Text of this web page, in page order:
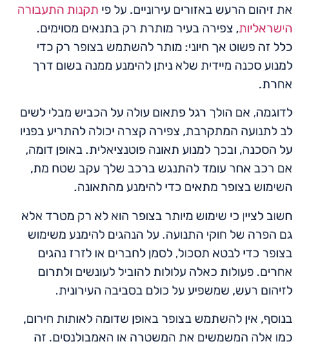
את זיהום הרעש באזורים עירוניים. על פי תקנות התעבורה
הישראליות, צפירה בעיר מותרת רק בתנאים מסוימים.
כלל זה פשוט אך חיוני: מותר להשתמש בצופר רק כדי
למנוע סכנה מיידית שלא ניתן להימנע ממנה בשום דרך
אחרת.
לדוגמה, אם הולך רגל פתאום עולה על הכביש מבלי לשים
לב לתנועה המתקרבת, צפירה קצרה יכולה להתריע בפניו
על הסכנה, ובכך למנוע תאונה פוטנציאלית. באופן דומה,
אם רכב אחר עומד להתנגש ברכב שלך עקב שטח מת,
השימוש בצופר מתאים כדי להימנע מהתאונה.
חשוב לציין כי שימוש מיותר בצופר הוא לא רק מטרד אלא
גם הפרה של חוקי התנועה. על הנהגים להימנע משימוש
בצופר כדי לבטא תסכול, לסמן לחברים או לזרז נהגים
אחרים. פעולות כאלה עלולות להוביל לעונשים ולתרום
לזיהום רעש, שמשפיע על כולם בסביבה העירונית.
בנוסף, אין להשתמש בצופר באופן שדומה לאותות חירום,
כמו אלה המשמשים את המשטרה או האמבולנסים. זה